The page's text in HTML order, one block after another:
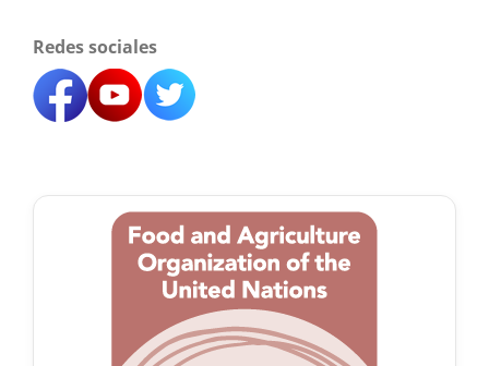
Redes sociales